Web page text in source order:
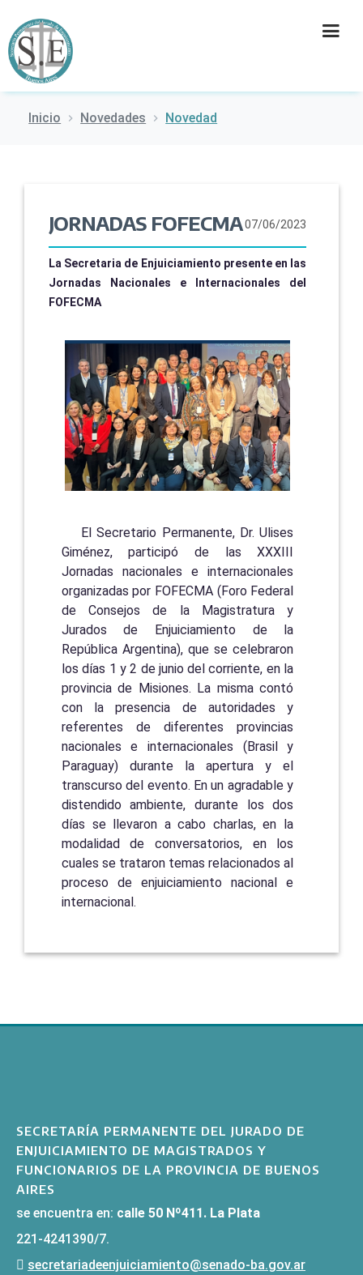
INSTITUCIÓN
CULTURA
Inicio Novedades Novedad
JORNADAS FOFECMA 07/06/2023
La Secretaria de Enjuiciamiento presente en las
Jornadas Nacionales e Internacionales del
FOFECMA
El Secretario Permanente, Dr. Ulises
Giménez, participó de las XXXIII
Jornadas nacionales e internacionales
organizadas por FOFECMA (Foro Federal
de Consejos de la Magistratura y
Jurados de Enjuiciamiento de la
República Argentina), que se celebraron
los días 1 y 2 de junio del corriente, en la
provincia de Misiones. La misma contó
con la presencia de autoridades y
referentes de diferentes provincias
nacionales e internacionales (Brasil y
Paraguay) durante la apertura y el
transcurso del evento. En un agradable y
distendido ambiente, durante los dos
días se llevaron a cabo charlas, en la
modalidad de conversatorios, en los
cuales se trataron temas relacionados al
proceso de enjuiciamiento nacional e
internacional.
SECRETARÍA PERMANENTE DEL JURADO DE
ENJUICIAMIENTO DE MAGISTRADOS Y
FUNCIONARIOS DE LA PROVINCIA DE BUENOS
AIRES
se encuentra en: calle 50 Nº411. La Plata
221-4241390/7.
secretariadeenjuiciamiento@senado-ba.gov.ar